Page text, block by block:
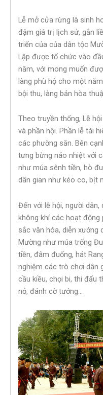
Lễ mở cửa rừng là sinh
đậm giá trị lịch sử, gắn
triển của của dân tộc
Lập được tổ chức vào
năm, với mong muốn
làng phù hộ cho một
bội thu, làng bản hòa
Theo truyền thống, Lễ
và phần hội. Phần lễ tái
các phường săn. Bên
tưng bừng náo nhiệt với
như múa sênh tiền, hò
dân gian như kéo co, bịt
Đến với lễ hội, người
không khí các hoạt động
sắc văn hóa, diễn xướng
Mường như múa trống
tiền, đâm đuống, hát
nghiệm các trò chơi dân
cầu kiều, chọi bi, thi đấu
nỏ, đánh cờ tướng…